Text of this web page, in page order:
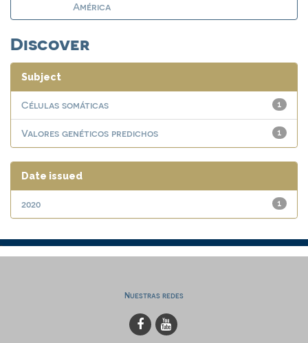
América
Discover
Subject
1
Células somáticas
1
Valores genéticos predichos
Date issued
1
2020
Nuestras redes